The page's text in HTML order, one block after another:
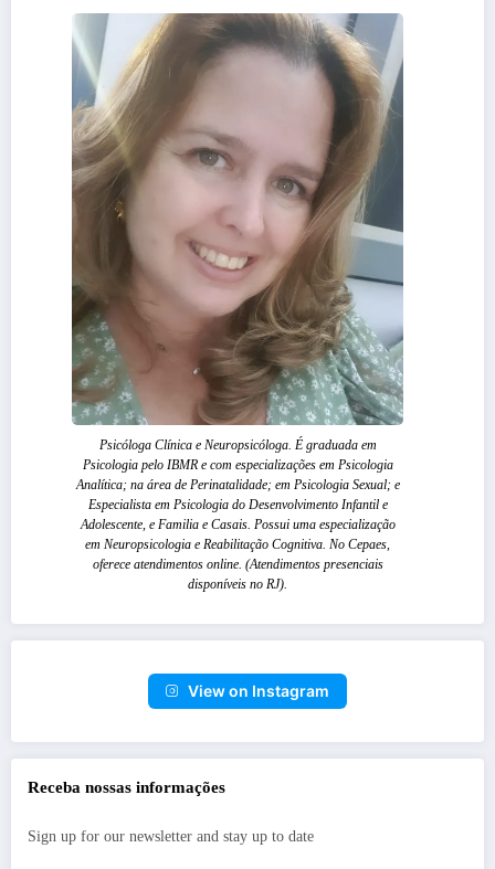
Psicóloga Clínica e Neuropsicóloga. É graduada em
Psicologia pelo IBMR e com especializações em Psicologia
Analítica; na área de Perinatalidade; em Psicologia Sexual; e
Especialista em Psicologia do Desenvolvimento Infantil e
Adolescente, e Familia e Casais. Possui uma especialização
em Neuropsicologia e Reabilitação Cognitiva. No Cepaes,
oferece atendimentos online. (Atendimentos presenciais
disponíveis no RJ).
View on Instagram
Receba nossas informações
Sign up for our newsletter and stay up to date